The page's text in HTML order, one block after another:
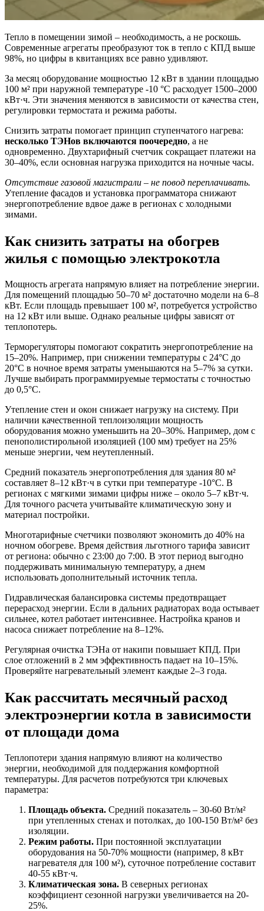
Тепло в помещении зимой – необходимость, а не роскошь.
Современные агрегаты преобразуют ток в тепло с КПД выше
98%, но цифры в квитанциях все равно удивляют.
За месяц оборудование мощностью 12 кВт в здании площадью
100 м² при наружной температуре -10 °C расходует 1500–2000
кВт·ч. Эти значения меняются в зависимости от качества стен,
регулировки термостата и режима работы.
Снизить затраты помогает принцип ступенчатого нагрева:
несколько ТЭНов включаются поочередно, а не
одновременно. Двухтарифный счетчик сокращает платежи на
30–40%, если основная нагрузка приходится на ночные часы.
Отсутствие газовой магистрали – не повод переплачивать.
Утепление фасадов и установка программатора снижают
энергопотребление вдвое даже в регионах с холодными
зимами.
Как снизить затраты на обогрев
жилья с помощью электрокотла
Мощность агрегата напрямую влияет на потребление энергии.
Для помещений площадью 50–70 м² достаточно модели на 6–8
кВт. Если площадь превышает 100 м², потребуется устройство
на 12 кВт или выше. Однако реальные цифры зависят от
теплопотерь.
Терморегуляторы помогают сократить энергопотребление на
15–20%. Например, при снижении температуры с 24°C до
20°C в ночное время затраты уменьшаются на 5–7% за сутки.
Лучше выбирать программируемые термостаты с точностью
до 0,5°C.
Утепление стен и окон снижает нагрузку на систему. При
наличии качественной теплоизоляции мощность
оборудования можно уменьшить на 20–30%. Например, дом с
пенополистирольной изоляцией (100 мм) требует на 25%
меньше энергии, чем неутепленный.
Средний показатель энергопотребления для здания 80 м²
составляет 8–12 кВт·ч в сутки при температуре -10°C. В
регионах с мягкими зимами цифры ниже – около 5–7 кВт·ч.
Для точного расчета учитывайте климатическую зону и
материал постройки.
Многотарифные счетчики позволяют экономить до 40% на
ночном обогреве. Время действия льготного тарифа зависит
от региона: обычно с 23:00 до 7:00. В этот период выгодно
поддерживать минимальную температуру, а днем
использовать дополнительный источник тепла.
Гидравлическая балансировка системы предотвращает
перерасход энергии. Если в дальних радиаторах вода остывает
сильнее, котел работает интенсивнее. Настройка кранов и
насоса снижает потребление на 8–12%.
Регулярная очистка ТЭНа от накипи повышает КПД. При
слое отложений в 2 мм эффективность падает на 10–15%.
Проверяйте нагревательный элемент каждые 2–3 года.
Как рассчитать месячный расход
электроэнергии котла в зависимости
от площади дома
Теплопотери здания напрямую влияют на количество
энергии, необходимой для поддержания комфортной
температуры. Для расчетов потребуются три ключевых
параметра:
Площадь объекта. Средний показатель – 30-60 Вт/м²
при утепленных стенах и потолках, до 100-150 Вт/м² без
изоляции.
Режим работы. При постоянной эксплуатации
оборудования на 50-70% мощности (например, 8 кВт
нагревателя для 100 м²), суточное потребление составит
40-55 кВт·ч.
Климатическая зона. В северных регионах
коэффициент сезонной нагрузки увеличивается на 20-
25%.